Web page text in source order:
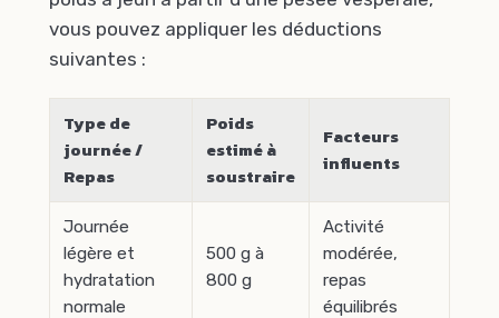
vous pouvez appliquer les déductions
suivantes :
Type de
journée /
Repas
Poids
estimé à
soustraire
Facteurs
influents
Journée
légère et
hydratation
normale
500 g à
800 g
Activité
modérée,
repas
équilibrés